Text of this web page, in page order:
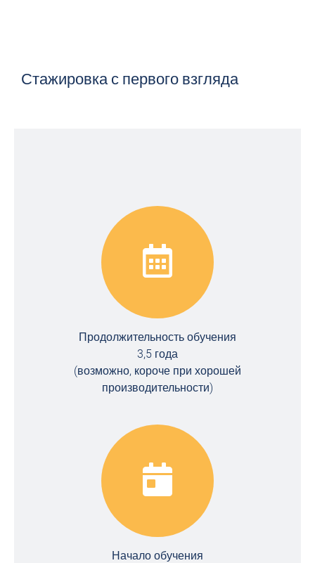
Стажировка с первого взгляда
Продолжительность обучения
3,5 года
(возможно, короче при хорошей
производительности)
Начало обучения